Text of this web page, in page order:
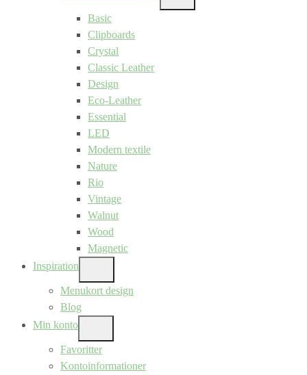
SUB
Basic
Clipboards
Crystal
Classic Leather
Design
Eco-Leather
Essential
LED
Modern textile
Nature
Rio
Vintage
Walnut
Wood
Magnetic
Inspiration
SUB
MENU
Menukort design
Blog
Min konto
SUB
MENU
Favoritter
Kontoinformationer